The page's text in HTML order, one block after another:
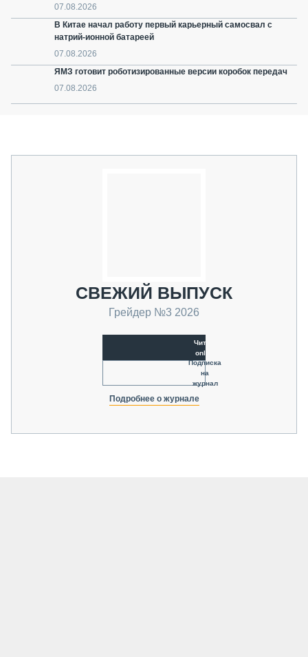
07.08.2026
В Китае начал работу первый карьерный самосвал с
натрий-ионной батареей
07.08.2026
ЯМЗ готовит роботизированные версии коробок передач
07.08.2026
СВЕЖИЙ ВЫПУСК
Грейдер №3 2026
Читать
online
Подписка
на
журнал
Подробнее о журнале